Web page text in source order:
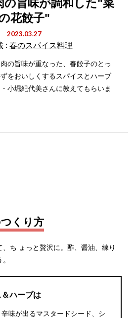
の旨味が調和した"菜
花餃子"
2023.03.27
: 春のスパイス料理
の旨味が重なった、春餃子のとっ
をおいしくするスパイスとハーブ
小堀紀代美さんに教えてもらいま
くり方
ち ょっと贅沢に。酢、醤油、練り
ハーブは
味が出るマスタードシード、シ